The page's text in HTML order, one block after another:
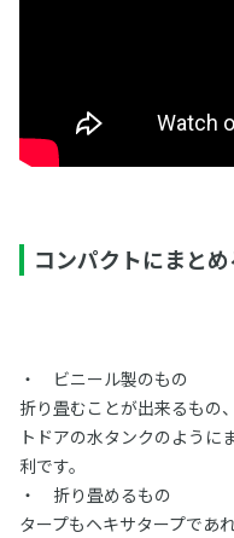
コンパクトにまと
・ ビニール製のもの
折り畳むことが出来るもの
トドアの水タンクのように
利です。
・ 折り畳めるもの
タープもヘキサタープであ